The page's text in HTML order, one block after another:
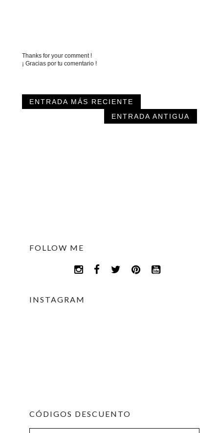
Thanks for your comment !
¡ Gracias por tu comentario !
ENTRADA MÁS RECIENTE
ENTRADA ANTIGUA
FOLLOW ME
INSTAGRAM
CÓDIGOS DESCUENTO